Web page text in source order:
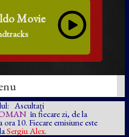
Movie
Ascultați
în fiecare zi, de la
10. Fiecare emisiune este
Sergiu Alex.